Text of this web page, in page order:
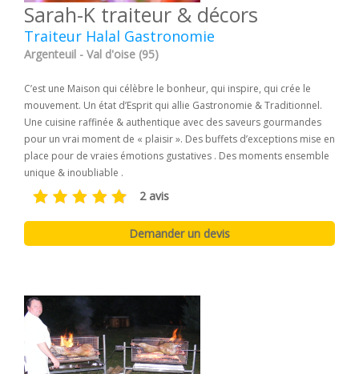
Sarah-K traiteur & décors
Traiteur Halal Gastronomie
Argenteuil - Val d'oise (95)
C’est une Maison qui célèbre le bonheur, qui inspire, qui crée le
mouvement. Un état d’Esprit qui allie Gastronomie & Traditionnel.
Une cuisine raffinée & authentique avec des saveurs gourmandes
pour un vrai moment de « plaisir ». Des buffets d’exceptions mise en
place pour de vraies émotions gustatives . Des moments ensemble
unique & inoubliable .
2 avis